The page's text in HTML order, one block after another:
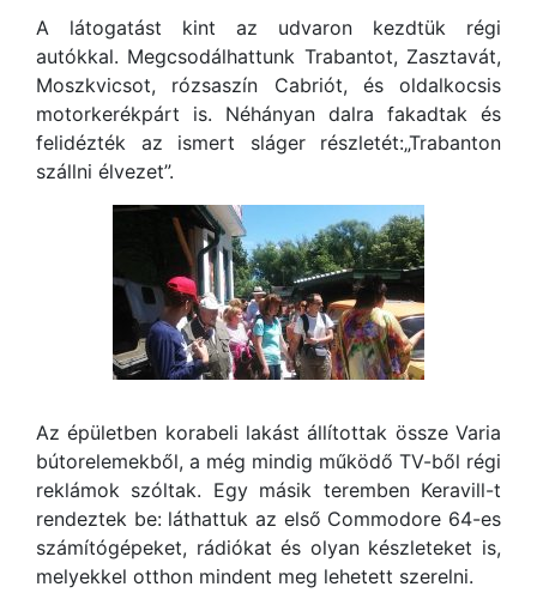
A látogatást kint az udvaron kezdtük régi
autókkal. Megcsodálhattunk Trabantot, Zasztavát,
Moszkvicsot, rózsaszín Cabriót, és oldalkocsis
motorkerékpárt is. Néhányan dalra fakadtak és
felidézték az ismert sláger részletét:„Trabanton
szállni élvezet”.
Az épületben korabeli lakást állítottak össze Varia
bútorelemekből, a még mindig működő TV-ből régi
reklámok szóltak. Egy másik teremben Keravill-t
rendeztek be: láthattuk az első Commodore 64-es
számítógépeket, rádiókat és olyan készleteket is,
melyekkel otthon mindent meg lehetett szerelni.